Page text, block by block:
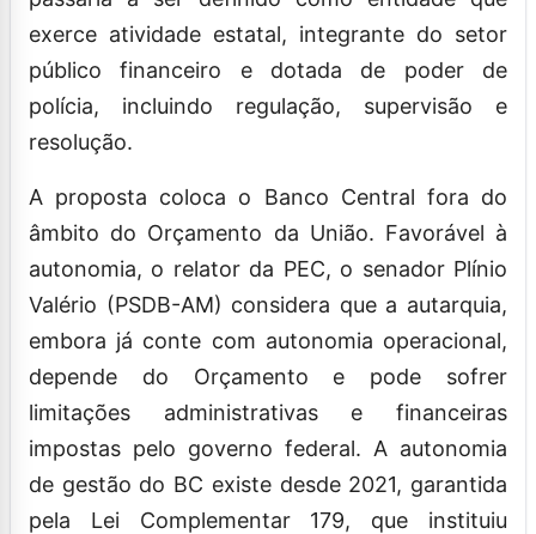
exerce atividade estatal, integrante do setor
público financeiro e dotada de poder de
polícia, incluindo regulação, supervisão e
resolução.
A proposta coloca o Banco Central fora do
âmbito do Orçamento da União. Favorável à
autonomia, o relator da PEC, o senador Plínio
Valério (PSDB-AM) considera que a autarquia,
embora já conte com autonomia operacional,
depende do Orçamento e pode sofrer
limitações administrativas e financeiras
impostas pelo governo federal. A autonomia
de gestão do BC existe desde 2021, garantida
pela Lei Complementar 179, que instituiu